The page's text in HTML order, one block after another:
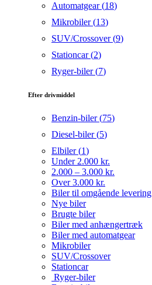
Automatgear (18)
Mikrobiler (13)
SUV/Crossover (9)
Stationcar (2)
Ryger-biler (7)
Efter drivmiddel
Benzin-biler (75)
Diesel-biler (5)
Elbiler (1)
Under 2.000 kr.
2.000 – 3.000 kr.
Over 3.000 kr.
Biler til omgående levering
Nye biler
Brugte biler
Biler med anhængertræk
Biler med automatgear
Mikrobiler
SUV/Crossover
Stationcar
Ryger-biler